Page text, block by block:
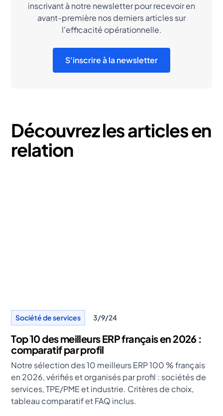
inscrivant à notre newsletter pour recevoir en
avant-première nos derniers articles sur
l'efficacité opérationnelle.
S'inscrire à la newsletter
Découvrez les articles en
relation
Société de services 3/9/24
Top 10 des meilleurs ERP français en 2026 :
comparatif par profil
Notre sélection des 10 meilleurs ERP 100 % français
en 2026, vérifiés et organisés par profil : sociétés de
services, TPE/PME et industrie. Critères de choix,
tableau comparatif et FAQ inclus.